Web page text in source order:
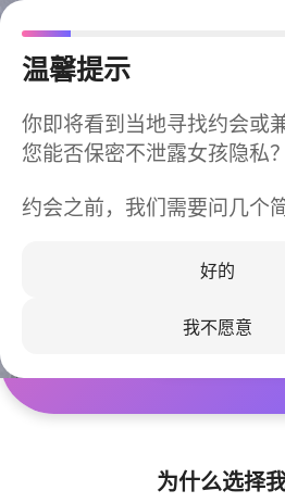
温馨提示
你即将看到当地寻找约会或
您能否保密不泄露女孩隐私？
约会之前，我们需要问几个
好的
我不愿意
今晚不再
同城快速匹配，马上
立即下载
为什么选择我